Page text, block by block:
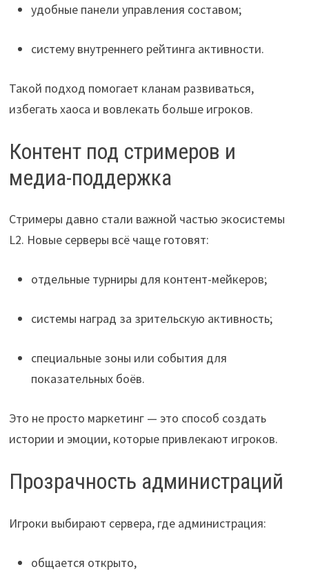
удобные панели управления составом;
систему внутреннего рейтинга активности.
Такой подход помогает кланам развиваться,
избегать хаоса и вовлекать больше игроков.
Контент под стримеров и
медиа-поддержка
Стримеры давно стали важной частью экосистемы
L2. Новые серверы всё чаще готовят:
отдельные турниры для контент-мейкеров;
системы наград за зрительскую активность;
специальные зоны или события для
показательных боёв.
Это не просто маркетинг — это способ создать
истории и эмоции, которые привлекают игроков.
Прозрачность администраций
Игроки выбирают сервера, где администрация:
общается открыто,